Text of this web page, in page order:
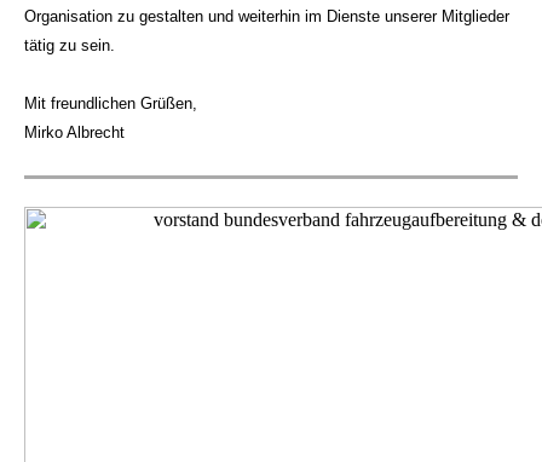
Organisation zu gestalten und weiterhin im Dienste unserer Mitglieder
tätig zu sein.
Mit freundlichen Grüßen,
Mirko Albrecht